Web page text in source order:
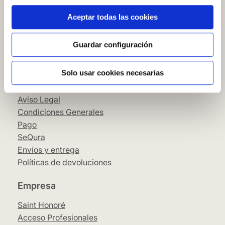
Aceptar todas las cookies
Guardar configuración
Solo usar cookies necesarias
Cómo comprar en nuestra web
Cómo colocar papel pintado
Simbología del papel pintado
Política de privacidad
Aviso Legal
Condiciones Generales
Pago
SeQura
Envíos y entrega
Políticas de devoluciones
Empresa
Saint Honoré
Acceso Profesionales